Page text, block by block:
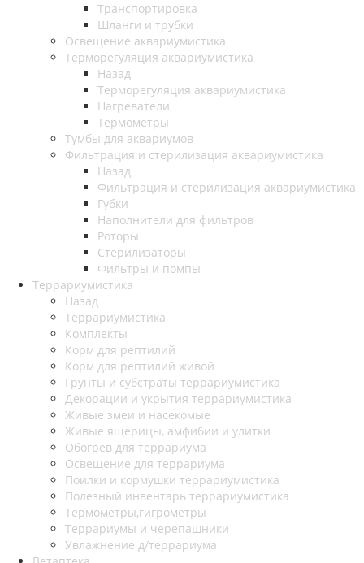
Транспортировка
Шланги и трубки
Освещение аквариумистика
Терморегуляция аквариумистика
Назад
Терморегуляция аквариумистика
Нагреватели
Термометры
Тумбы для аквариумов
Фильтрация и стерилизация аквариумистика
Назад
Фильтрация и стерилизация аквариумистика
Губки
Наполнители для фильтров
Роторы
Стерилизаторы
Фильтры и помпы
Террариумистика
Назад
Террариумистика
Комплекты
Корм для рептилий
Корм для рептилий живой
Грунты и субстраты террариумистика
Декорации и укрытия террариумистика
Живые змеи и насекомые
Живые ящерицы, амфибии и улитки
Обогрев для террариума
Освещение для террариума
Поилки и кормушки террариумистика
Полезный инвентарь террариумистика
Термометры,гигрометры
Террариумы и черепашники
Увлажнение д/террариума